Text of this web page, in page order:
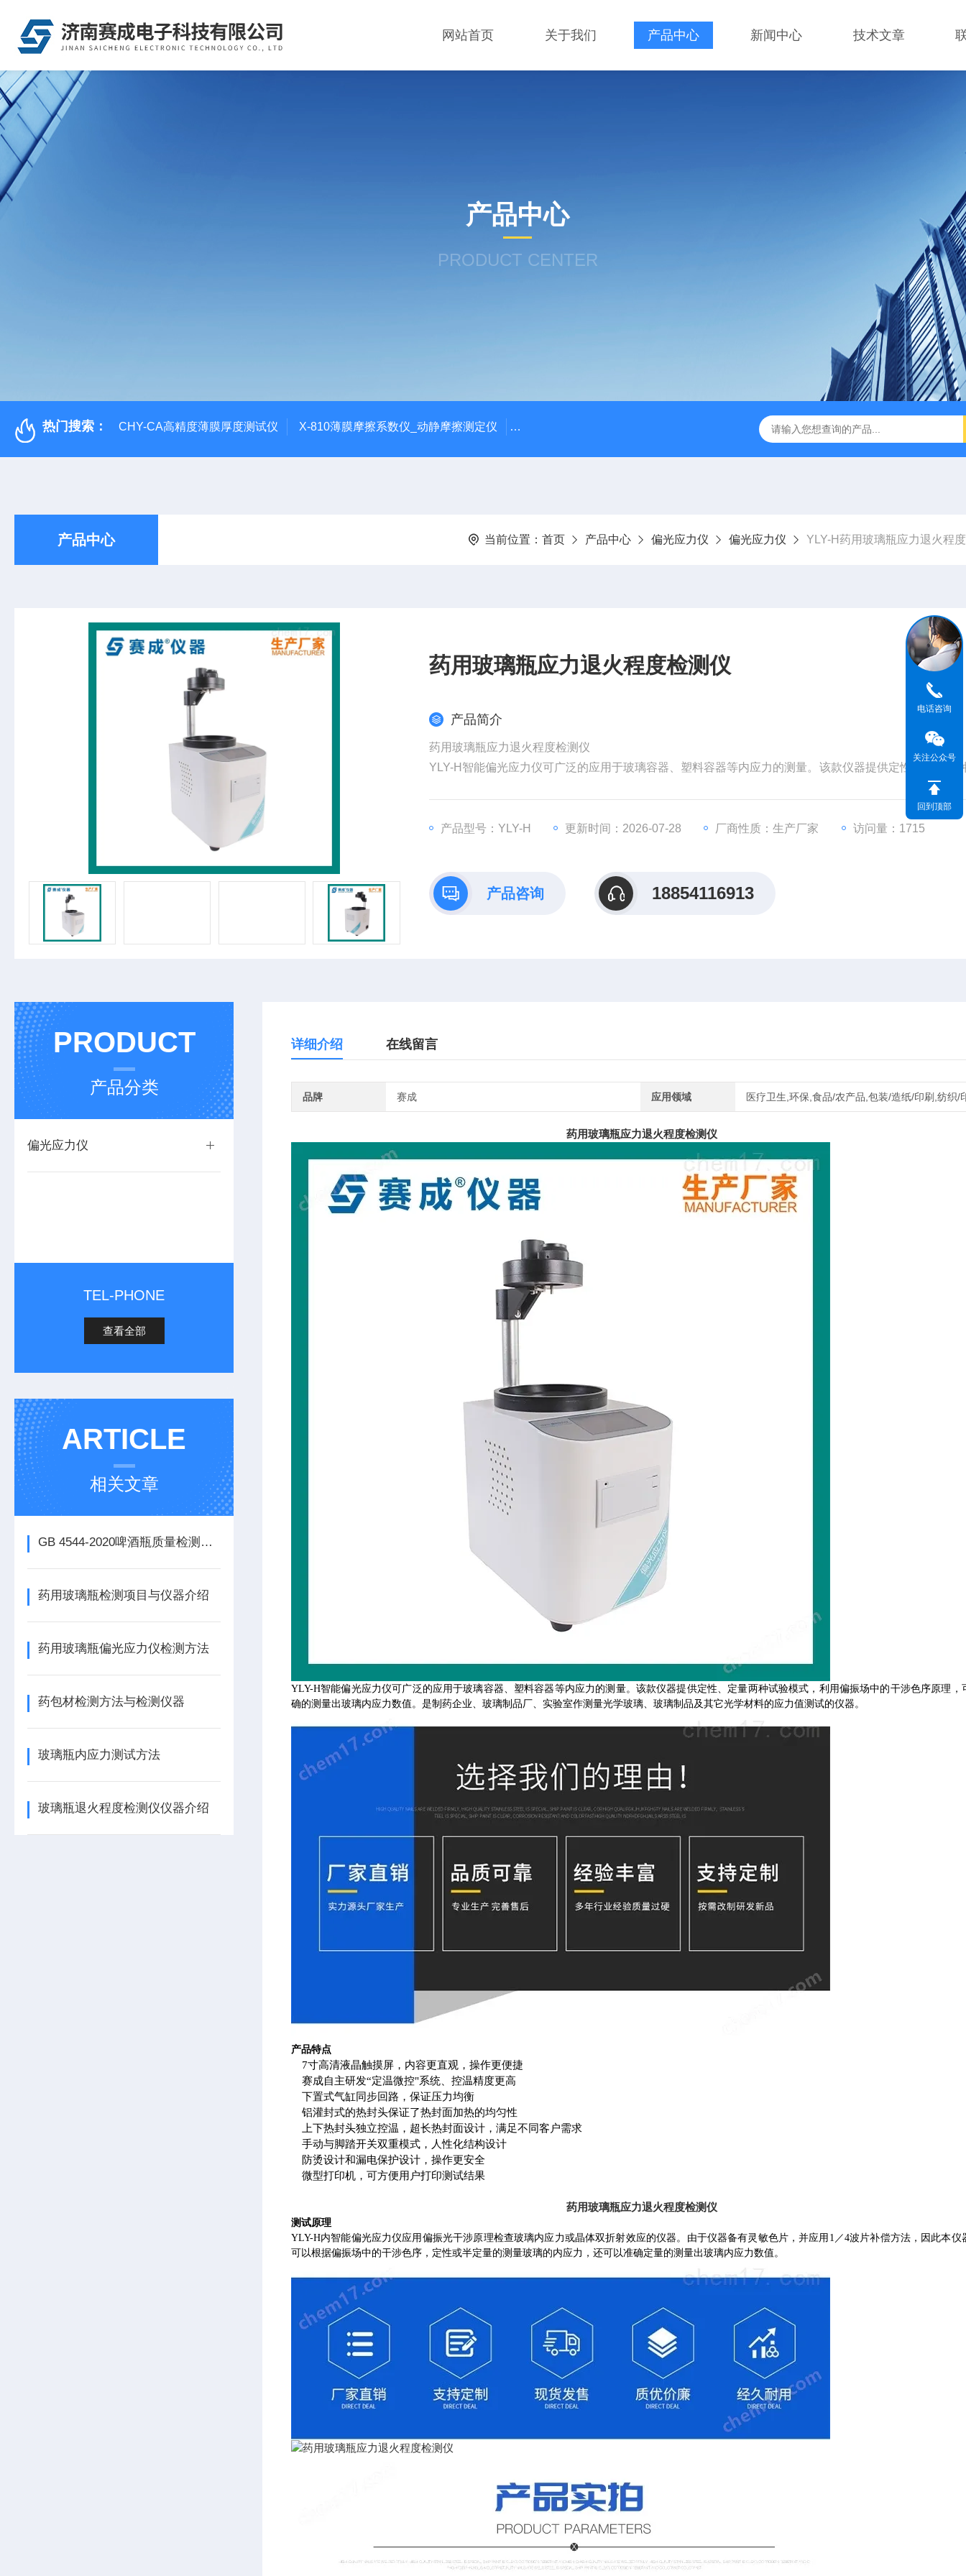
网站首页 关于我们 产品中心 新闻中心 技术文章
产品中心
PRODUCT CENTER
热门搜索： CHY-CA高精度薄膜厚度测试仪 X-810薄膜摩擦系数仪_动静摩擦测定仪 SCK-H玻璃瓶耐热冲击检测仪 赛成仪器 密封测漏仪 密封检测设备
产品中心 当前位置： 首页 产品中心 偏光应力仪 偏光应力仪 YLY-H药用玻璃瓶应力退火程
药用玻璃瓶应力退火程度检测仪
产品简介
药用玻璃瓶应力退火程度检测仪
YLY-H智能偏光应力仪可广泛的应用于玻璃容器、塑料容器等内应力的测量。该款仪器提供定性、定量两
模式，利用偏振场中的干涉色序原理，可以准确的测量出玻璃内应力数值。是制药企业、玻璃制品厂、
产品型号：YLY-H
更新时间：2026-07-28 厂商性质：生产厂家 访问量：1715
产品咨询 18854116913
PRODUCT
产品分类
偏光应力仪
TEL-PHONE
查看全部
ARTICLE
相关文章
GB 4544-2020啤酒瓶质量检测仪器及测试方法
药用玻璃瓶检测项目与仪器介绍
药用玻璃瓶偏光应力仪检测方法
药包材检测方法与检测仪器
玻璃瓶内应力测试方法
玻璃瓶退火程度检测仪仪器介绍
详细介绍 在线留言
品牌 赛成 应用领域 医疗卫生,环保,食品/农产品,包装/造纸/印刷,纺织/
药用玻璃瓶应力退火程度检测仪
YLY-H智能偏光应力仪可广泛的应用于玻璃容器、塑料容器等内应力的测量。该款仪器提供定性、定量两种试验模式，利用偏振场中的干涉色序原理，
确的测量出玻璃内应力数值。是制药企业、玻璃制品厂、实验室作测量光学玻璃、玻璃制品及其它光学材料的应力值测试的仪器。
产品特点
7寸高清液晶触摸屏，内容更直观，操作更便捷
赛成自主研发“定温微控"系统、控温精度更高
下置式气缸同步回路，保证压力均衡
铝灌封式的热封头保证了热封面加热的均匀性
上下热封头独立控温，超长热封面设计，满足不同客户需求
手动与脚踏开关双重模式，人性化结构设计
防烫设计和漏电保护设计，操作更安全
微型打印机，可方便用户打印测试结果
药用玻璃瓶应力退火程度检测仪
测试原理
YLY-H内智能偏光应力仪应用偏振光干涉原理检查玻璃内应力或晶体双折射效应的仪器。由于仪器备有灵敏色片，并应用1／4波片补偿方法，因此本仪
可以根据偏振场中的干涉色序，定性或半定量的测量玻璃的内应力，还可以准确定量的测量出玻璃内应力数值。
电话咨询
关注公众号
回到顶部